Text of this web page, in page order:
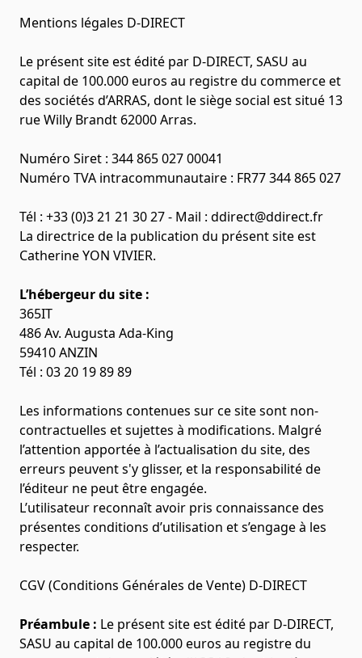
Mentions légales D-DIRECT
Le présent site est édité par D-DIRECT, SASU au
capital de 100.000 euros au registre du commerce et
des sociétés d’ARRAS, dont le siège social est situé 13
rue Willy Brandt 62000 Arras.
Numéro Siret : 344 865 027 00041
Numéro TVA intracommunautaire : FR77 344 865 027
Tél : +33 (0)3 21 21 30 27 - Mail : ddirect@ddirect.fr
La directrice de la publication du présent site est
Catherine YON VIVIER.
L’hébergeur du site :
365IT
486 Av. Augusta Ada-King
59410 ANZIN
Tél : 03 20 19 89 89
Les informations contenues sur ce site sont non-
contractuelles et sujettes à modifications. Malgré
l’attention apportée à l’actualisation du site, des
erreurs peuvent s'y glisser, et la responsabilité de
l’éditeur ne peut être engagée.
L’utilisateur reconnaît avoir pris connaissance des
présentes conditions d’utilisation et s’engage à les
respecter.
CGV (Conditions Générales de Vente) D-DIRECT
Préambule : Le présent site est édité par D-DIRECT,
SASU au capital de 100.000 euros au registre du